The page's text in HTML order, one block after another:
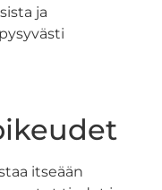
ja
itseään